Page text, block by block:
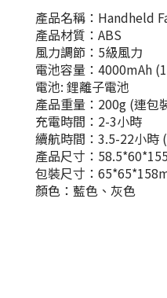
產品名稱：Handheld
產品材質：ABS
風力調節：5級風力
電池容量：4000mAh
電池: 鋰離子電池
產品重量：200g (連包
充電時間：2-3小時
續航時間：3.5-22小時
產品尺寸：
包裝尺寸：
顏色：藍色、灰色